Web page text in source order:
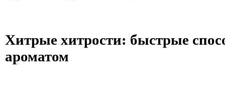
Хитрые хитрости: быстрые
ароматом